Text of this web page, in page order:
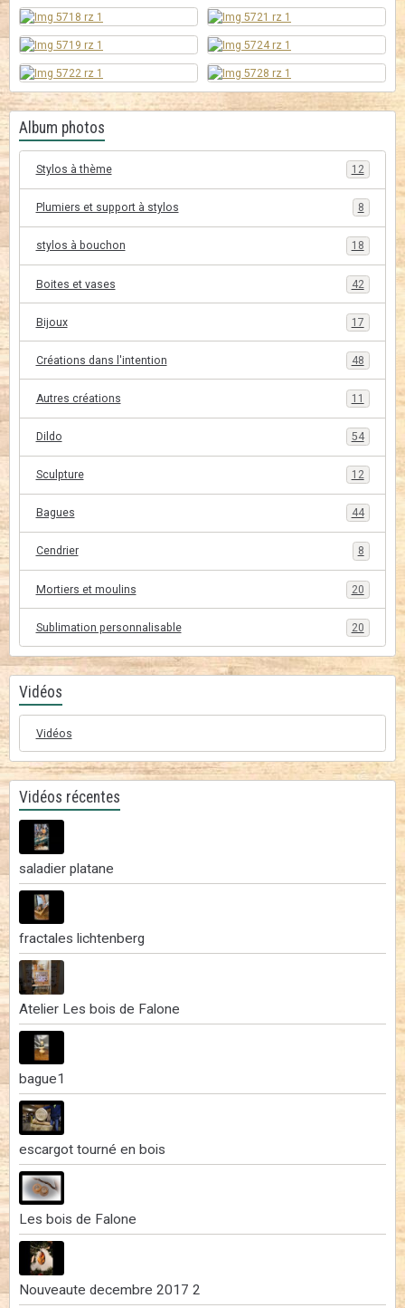
Album photos
Stylos à thème 12
Plumiers et support à stylos 8
stylos à bouchon 18
Boites et vases 42
Bijoux 17
Créations dans l'intention 48
Autres créations 11
Dildo 54
Sculpture 12
Bagues 44
Cendrier 8
Mortiers et moulins 20
Sublimation personnalisable 20
Vidéos
Vidéos
Vidéos récentes
saladier platane
fractales lichtenberg
Atelier Les bois de Falone
bague1
escargot tourné en bois
Les bois de Falone
Nouveaute decembre 2017 2